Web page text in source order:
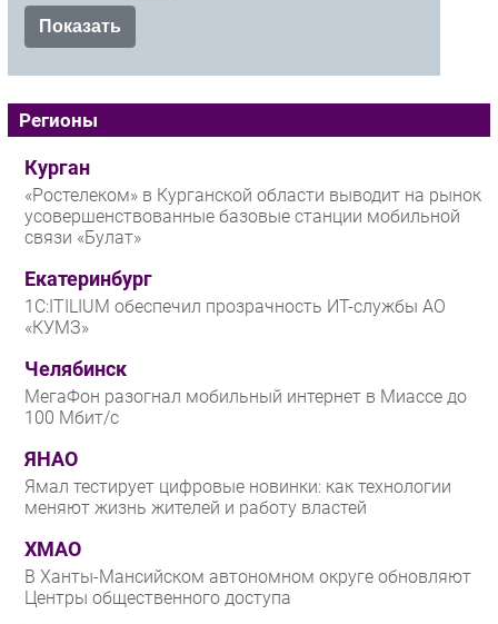
Регионы
Курган
«Ростелеком» в Курганской области выводит на рынок
усовершенствованные базовые станции мобильной
связи «Булат»
Екатеринбург
1С:ITILIUM обеспечил прозрачность ИТ-службы АО
«КУМЗ»
Челябинск
МегаФон разогнал мобильный интернет в Миассе до
100 Мбит/с
ЯНАО
Ямал тестирует цифровые новинки: как технологии
меняют жизнь жителей и работу властей
ХМАО
В Ханты-Мансийском автономном округе обновляют
Центры общественного доступа